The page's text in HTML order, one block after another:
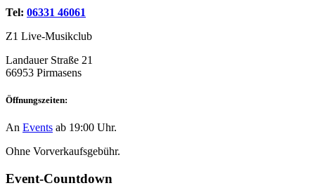
Tel: 06331 46061
Z1 Live-Musikclub
Landauer Straße 21
66953 Pirmasens
Öffnungszeiten:
An Events ab 19:00 Uhr.
Ohne Vorverkaufsgebühr.
Event-Countdown